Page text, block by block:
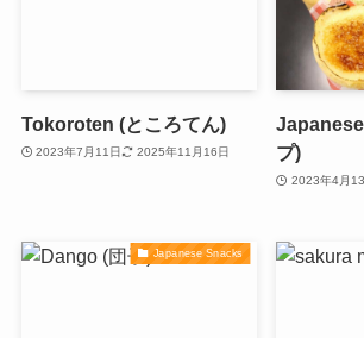
Tokoroten (ところてん)
2023年7月11日 2025年11月16日
プ)
2023年4月
Japanese Snacks